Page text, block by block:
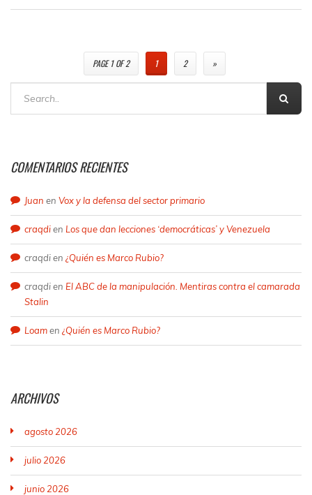
PAGE 1 OF 2 1 2 »
COMENTARIOS RECIENTES
Juan en Vox y la defensa del sector primario
craqdien Los que dan lecciones ‘democráticas’ y Venezuela
craqdien ¿Quién es Marco Rubio?
craqdien El ABC de la manipulación. Mentiras contra el camarada
Stalin
Loamen ¿Quién es Marco Rubio?
ARCHIVOS
agosto 2026
julio 2026
junio 2026